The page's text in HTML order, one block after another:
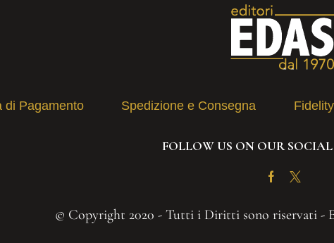
di Pagamento Spedizione e Consegna
FOLLOW US ON OUR
Facebook
Twitter
© Copyright 2020 - Tutti i Diritti sono riservati -